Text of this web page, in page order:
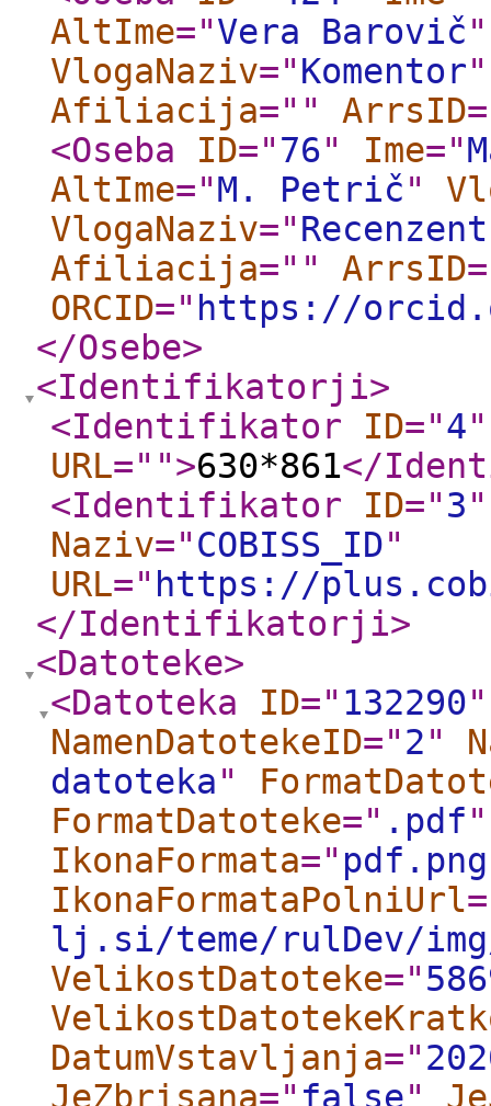
AltIme="Vera Barovič"
VlogaNaziv="Komentor"
Afiliacija=" " ArrsID
<Oseba
ID="76" Ime="
AltIme="M. Petrič"
VlogaNaziv="Recenzent
Afiliacija=" " ArrsID
ORCID=" https://
</Osebe>
<Identifikatorji>
<Identifikator
ID="4"
URL=" ">630*861</
<Identifikator
ID="3"
Naziv="COBISS_ID"
URL=" https://
</Identifikatorji>
<Datoteke>
<Datoteka
ID=" 132290"
NamenDatotekeID="2"
datoteka"
FormatDatoteke=" .pdf"
IkonaFormata=" pdf.png
IkonaFormataPolniUrl
lj.si/teme/rulDev/
VelikostDatoteke="
DatumVstavljanja="
JeZbrisana=" false"